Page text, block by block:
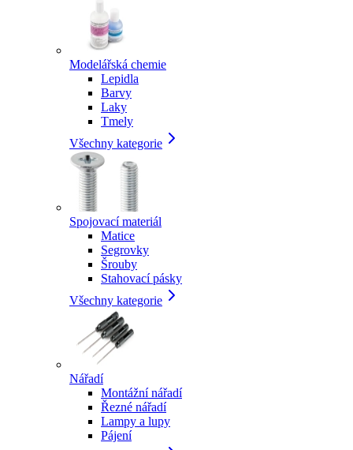
Modelářská chemie
Lepidla
Barvy
Laky
Tmely
Všechny kategorie
Spojovací materiál
Matice
Segrovky
Šrouby
Stahovací pásky
Všechny kategorie
Nářadí
Montážní nářadí
Řezné nářadí
Lampy a lupy
Pájení